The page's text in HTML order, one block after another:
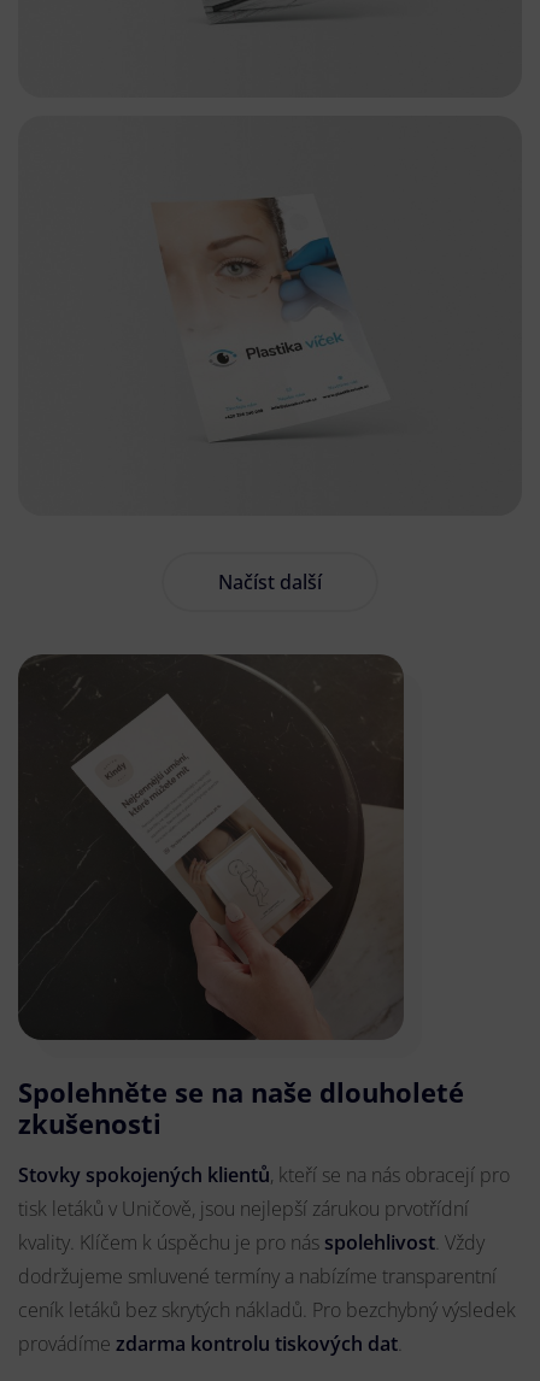
Načíst další
Spolehněte se na naše dlouholeté
zkušenosti
Stovky spokojených klientů, kteří se na nás obracejí pro
tisk letáků v Uničově, jsou nejlepší zárukou prvotřídní
kvality. Klíčem k úspěchu je pro nás spolehlivost. Vždy
dodržujeme smluvené termíny a nabízíme transparentní
ceník letáků bez skrytých nákladů. Pro bezchybný výsledek
provádíme zdarma kontrolu tiskových dat.